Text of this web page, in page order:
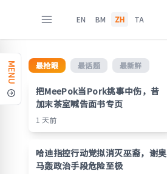
EN BM ZH TA
MENU 最抢眼 最话题 最新鲜
把MeePok当Pork挑事中伤，昔
加末茶室喊告面书专页
1 天前
哈迪指控行动党拟消灭巫裔，谢奥
马轰政治手段危险至极